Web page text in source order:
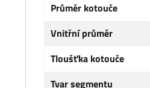
Průměr kotouče
Vnitřní průměr
Tloušťka kotouče
Tvar segmentu